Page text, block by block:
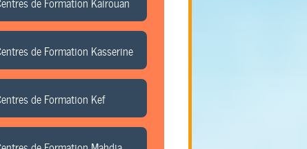
de Formation Kasserine
de Formation Kef